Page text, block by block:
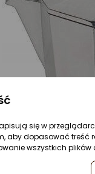
się w
aby dopasować treść
wszystkich plików